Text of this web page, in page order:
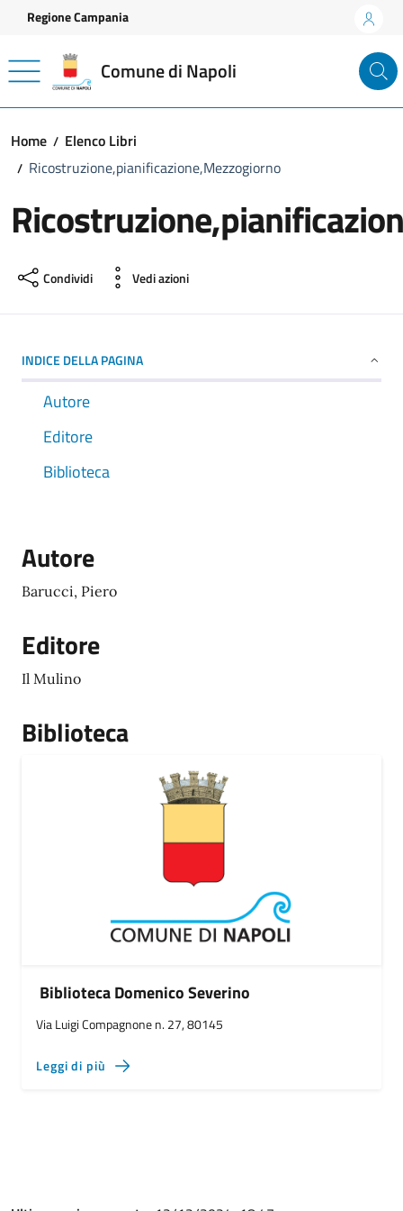
Vai ai contenuti
Vai al footer
Regione Campania
Comune di Napoli
Home
Elenco Libri
Ricostruzione,pianificazione,Mezzogiorno
Condividi Vedi azioni
INDICE DELLA PAGINA
Autore
Editore
Biblioteca
Autore
Barucci, Piero
Editore
Il Mulino
Biblioteca
Biblioteca Domenico Severino
Via Luigi Compagnone n. 27, 80145
Leggi di più